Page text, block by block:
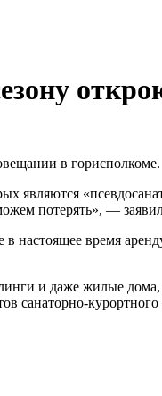
в горисполкоме.
потерять», —
настоящее время
и даже жилые
санаторно-